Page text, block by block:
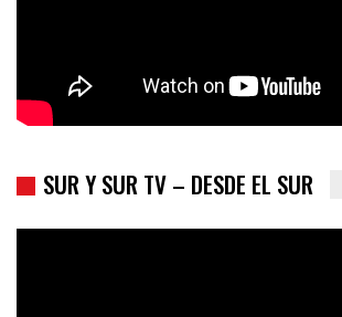
SUR Y SUR TV – DESDE EL SUR